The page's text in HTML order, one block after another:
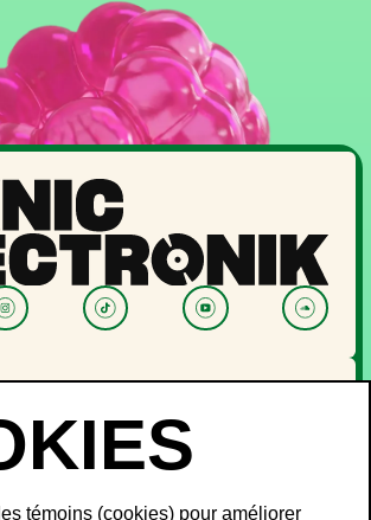
témoins (cookies) pour améliorer